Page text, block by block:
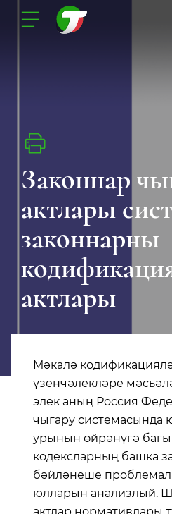
Законнар
актлары
законнарны
актлары
Мәкалә
үзенчәлекләре
элек аның Россия
чыгару системасында
урынын өйрәнүгә
кодексларның башка
бәйләнеше
юлларын анализлый.